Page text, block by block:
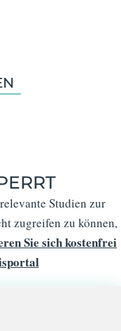
Studien zur
zugreifen zu können,
Sie sich kostenfrei